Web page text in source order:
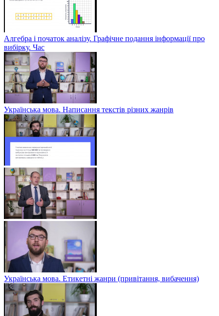
Алгебра і початок аналізу. Графічне подання інформації про
вибірку. Час
Українська мова. Написання текстів різних жанрів
Українська мова. Етикетні жанри (привітання, вибачення)